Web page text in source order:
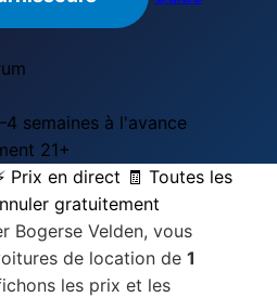
semaines à l'avance
21+
Prix en direct 🧾 Toutes les
gratuitement
Bogerse Velden, vous
de location de 1
les prix et les